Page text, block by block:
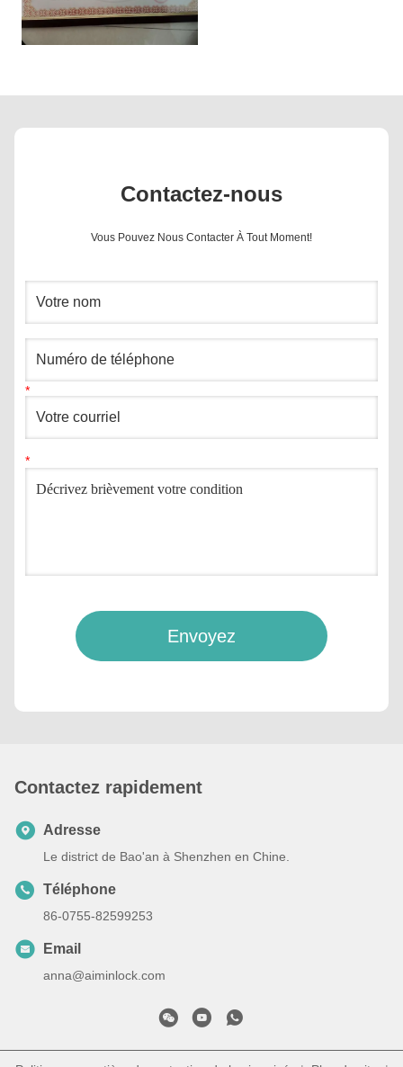
Contactez-nous
Vous Pouvez Nous Contacter À Tout Moment!
Envoyez
Contactez rapidement
Adresse
Le district de Bao'an à Shenzhen en Chine.
Téléphone
86-0755-82599253
Email
anna@aiminlock.com